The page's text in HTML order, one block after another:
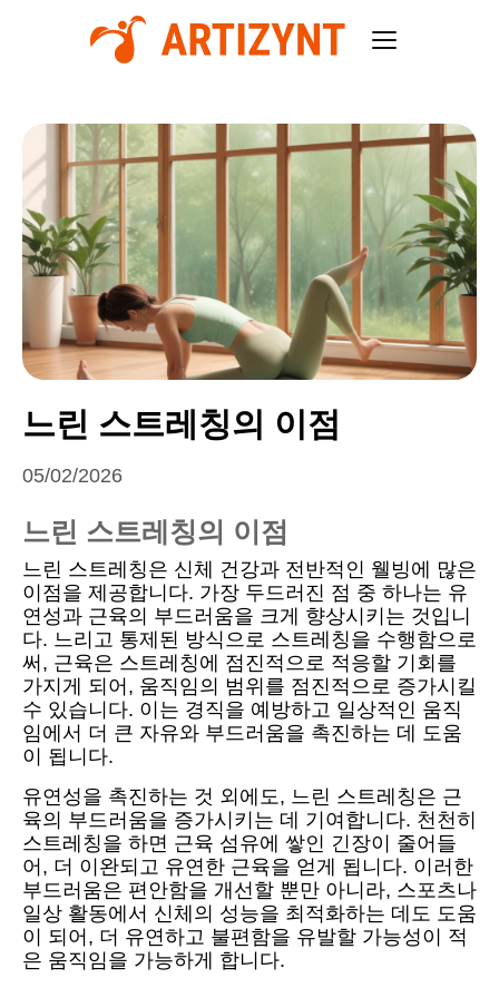
느린 스트레칭의 이점
05/02/2026
느린 스트레칭의 이점
느린 스트레칭은 신체 건강과 전반적인 웰빙에 많은
이점을 제공합니다. 가장 두드러진 점 중 하나는 유
연성과 근육의 부드러움을 크게 향상시키는 것입니
다. 느리고 통제된 방식으로 스트레칭을 수행함으로
써, 근육은 스트레칭에 점진적으로 적응할 기회를
가지게 되어, 움직임의 범위를 점진적으로 증가시킬
수 있습니다. 이는 경직을 예방하고 일상적인 움직
임에서 더 큰 자유와 부드러움을 촉진하는 데 도움
이 됩니다.
유연성을 촉진하는 것 외에도, 느린 스트레칭은 근
육의 부드러움을 증가시키는 데 기여합니다. 천천히
스트레칭을 하면 근육 섬유에 쌓인 긴장이 줄어들
어, 더 이완되고 유연한 근육을 얻게 됩니다. 이러한
부드러움은 편안함을 개선할 뿐만 아니라, 스포츠나
일상 활동에서 신체의 성능을 최적화하는 데도 도움
이 되어, 더 유연하고 불편함을 유발할 가능성이 적
은 움직임을 가능하게 합니다.